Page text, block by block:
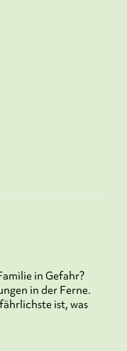
in Gefahr?
in der Ferne.
ist, was